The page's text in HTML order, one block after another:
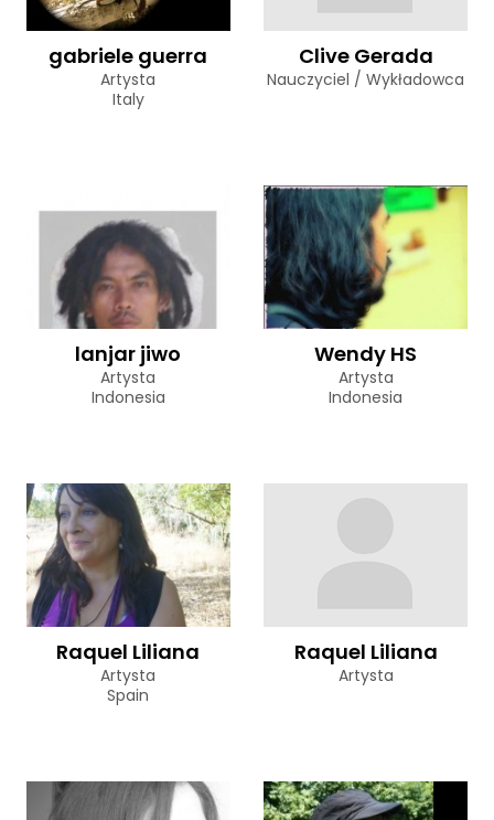
gabriele guerra
Artysta
Italy
Clive Gerada
Nauczyciel / Wykładowca
lanjar jiwo
Artysta
Indonesia
Wendy HS
Artysta
Indonesia
Raquel Liliana
Artysta
Spain
Raquel Liliana
Artysta